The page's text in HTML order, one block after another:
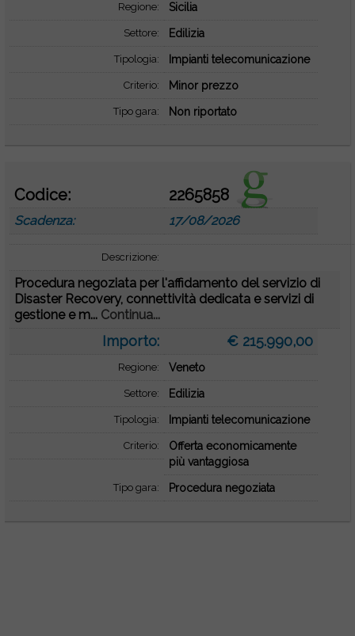
Regione: Sicilia
Settore: Edilizia
Tipologia: Impianti telecomunicazione
Criterio: Minor prezzo
Tipo gara: Non riportato
Codice: 2265858
Scadenza: 17/08/2026
Descrizione:
Procedura negoziata per l'affidamento del servizio di
Disaster Recovery, connettività dedicata e servizi di
gestione e m... Continua...
Importo: € 215.990,00
Regione: Veneto
Settore: Edilizia
Tipologia: Impianti telecomunicazione
Criterio:
Offerta economicamente
più vantaggiosa
Tipo gara: Procedura negoziata